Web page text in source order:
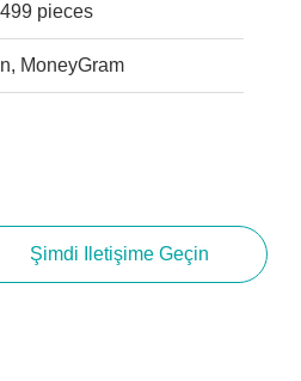
pieces
MoneyGram
Şimdi Iletişime Geçin